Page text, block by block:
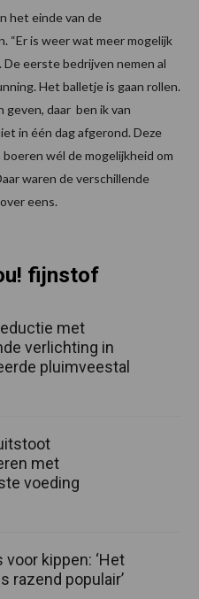
het einde van de
“Er is weer wat meer mogelijk
eerste bedrijven nemen al
Het balletje is gaan rollen.
geven, daar ben ik van
in één dag afgerond. Deze
wél de mogelijkheid om
waren de verschillende
eens.
fijnstof
met
verlichting in
pluimveestal
met
voeding
voor kippen: ‘Het
razend populair’